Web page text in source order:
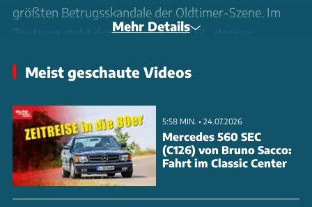
größten Betrugsskandale der Oldtimer-Szene. Im
Zentrum steht der Mercedes 300 SL, dessen
Klaus Kienle, ehemaliger Chef des insolventen
Stellung zu den Vorwürfen gefälschter
Fahrgestellnummern. Der Film dokumentiert die
Methoden der mutmaßlichen Täuschungen und lässt
Betrogene zu Wort kommen. Besonders brisant:
Während der Recherchen taucht der Fall des
Mehr Details
Meist geschaute Videos
5:58 MIN. • 24.07.2026
Mercedes 560 SEC
(C126) von Bruno Sacco:
Fahrt im Classic Center